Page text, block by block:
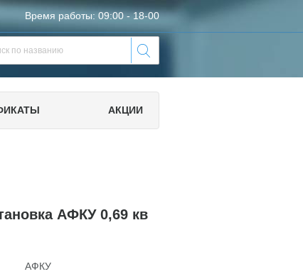
Время работы: 09:00 - 18-00
АКЦИИ
АФКУ 0,69 кв
АФКУ